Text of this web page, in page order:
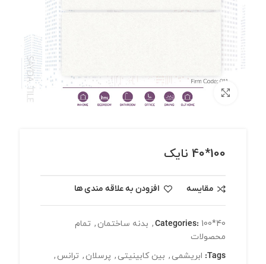
برای بزرگنمایی کلیک کنید
100*40 نایک
مقایسه افزودن به علاقه مندی ها
Categories: 100*40
, بدنه ساختمان , تمام
محصولات
Tags: ابریشمی , بین کابینیتی , پرسلان , ترانس ,